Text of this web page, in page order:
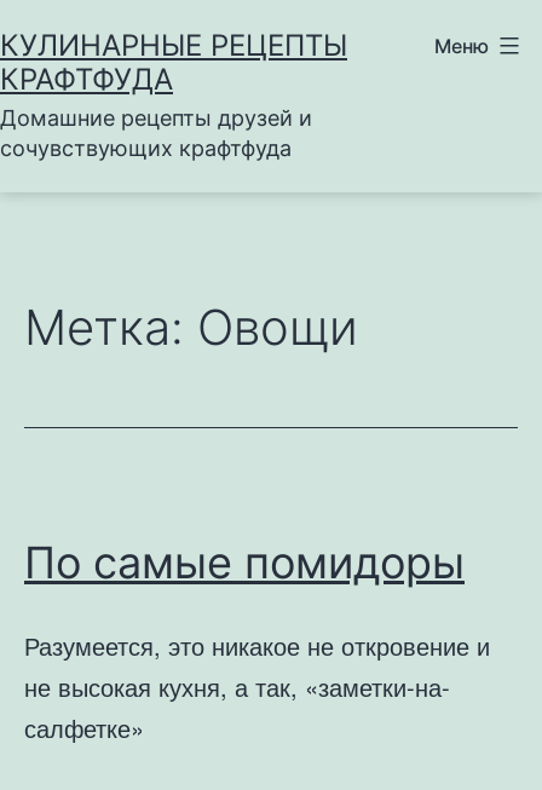
к
содержимому
КУЛИНАРНЫЕ РЕЦЕПТЫ
КРАФТФУДА
Домашние рецепты друзей и
сочувствующих крафтфуда
Меню
Метка: Овощи
По самые помидоры
Разумеется, это никакое не откровение и
не высокая кухня, а так, «заметки-на-
салфетке»